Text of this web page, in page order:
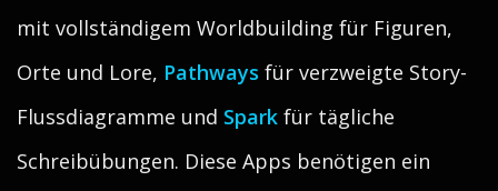
mit vollständigem Worldbuilding für Figuren,
Orte und Lore, Pathways für verzweigte Story-
Flussdiagramme und Spark für tägliche
Schreibübungen. Diese Apps benötigen ein